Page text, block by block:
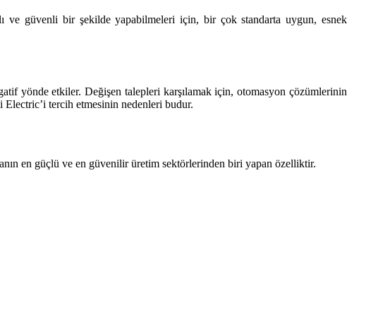
ve güvenli bir şekilde yapabilmeleri için, bir çok standarta uygun, esnek
yönde etkiler. Değişen talepleri karşılamak için, otomasyon çözümlerinin
tercih etmesinin nedenleri budur.
en güçlü ve en güvenilir üretim sektörlerinden biri yapan özelliktir.